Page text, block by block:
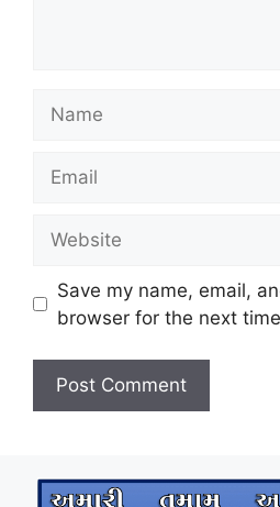
Save my name, email,
browser for the next